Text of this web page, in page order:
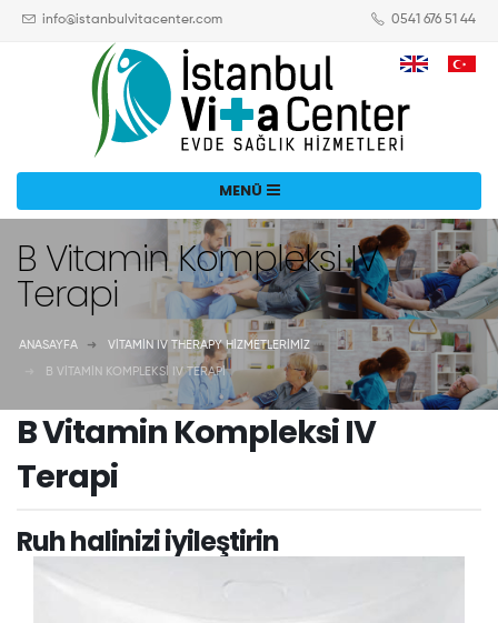
info@istanbulvitacenter.com 0541 676 51 44
B Vitamin Kompleksi IV
Terapi
ANASAYFA VITAMIN IV THERAPY HIZMETLERIMIZ
B VITAMIN KOMPLEKSI IV TERAPI
B Vitamin Kompleksi IV
Terapi
Ruh halinizi iyileştirin